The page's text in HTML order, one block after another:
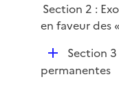
e
r
l
i
Section 2 :
en faveur des
D
é
Section
permanentes